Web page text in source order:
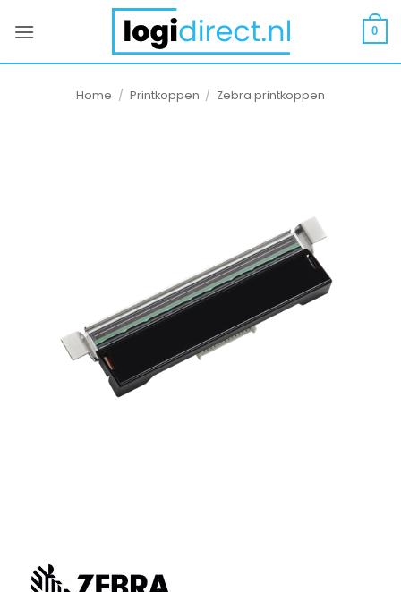
naar
0
Home / Printkoppen / Zebra printkoppen